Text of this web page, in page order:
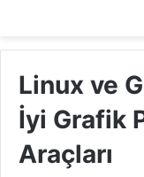
Linux ve
İyi Grafik
Araçları